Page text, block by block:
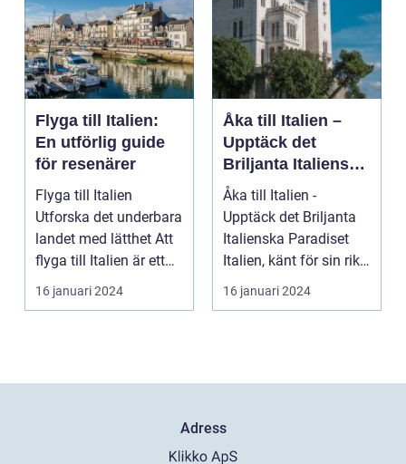
Flyga till Italien:
En utförlig guide
för resenärer
Flyga till Italien
Utforska det underbara
landet med lätthet Att
flyga till Italien är ett
fantast...
16 januari 2024
Åka till Italien –
Upptäck det
Briljanta Italienska
Paradiset
Åka till Italien -
Upptäck det Briljanta
Italienska Paradiset
Italien, känt för sin rika
historia, ...
16 januari 2024
Adress